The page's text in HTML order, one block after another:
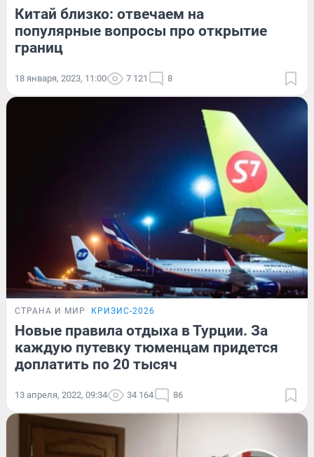
Китай близко: отвечаем на
популярные вопросы про открытие
границ
18 января, 2023, 11:00 7 121 8
СТРАНА И МИР КРИЗИС-2026
Новые правила отдыха в Турции. За
каждую путевку тюменцам придется
доплатить по 20 тысяч
13 апреля, 2022, 09:34 34 164 86